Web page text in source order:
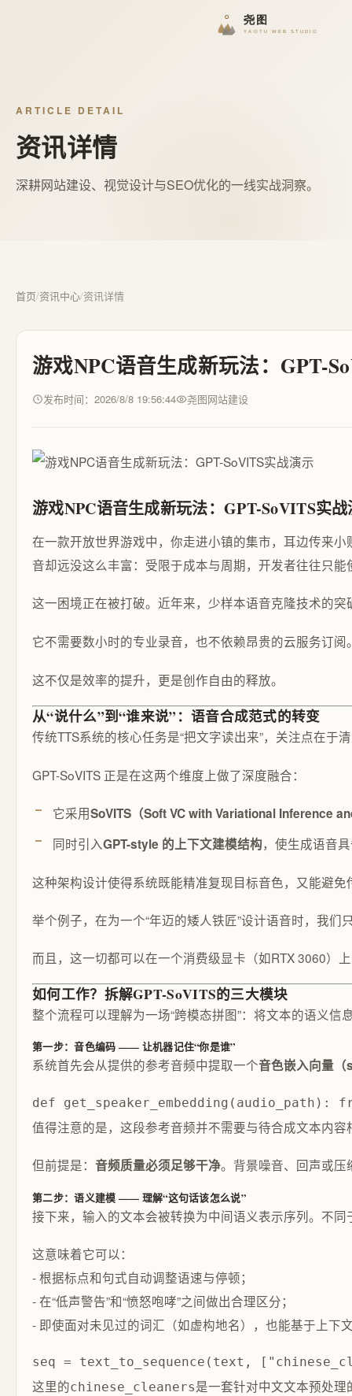
ARTICLE DETAIL
资讯详情
深耕网站建设、视觉设计与SEO优化的一线实战洞察。
首页/资讯中心/资讯详情
游戏NPC语音生成新玩法：GPT-
发布时间：2026/8/8 19:56:44 尧图网站建设
游戏NPC语音生成新玩法：GPT-SoVITS实
在一款开放世界游戏中，你走进小镇的集市，耳边传来
音却远没这么丰富：受限于成本与周期，开发者往往只
这一困境正在被打破。近年来，少样本语音克隆技术的
它不需要数小时的专业录音，也不依赖昂贵的云服务订阅
这不仅是效率的提升，更是创作自由的释放。
从“说什么”到“谁来说”：语音合成范式的转变
传统TTS系统的核心任务是“把文字读出来”，关注点在
GPT-SoVITS 正是在这两个维度上做了深度融合：
它采用SoVITS（Soft VC with Variational Inference
同时引入GPT-style 的上下文建模结构，使生成语音
这种架构设计使得系统既能精准复现目标音色，又能避免
举个例子，在为一个“年迈的矮人铁匠”设计语音时，我
而且，这一切都可以在一个消费级显卡（如RTX 3060）
如何工作？拆解GPT-SoVITS的三大模块
整个流程可以理解为一场“跨模态拼图”：将文本的语义
第一步：音色编码 —— 让机器记住“你是谁”
系统首先会从提供的参考音频中提取一个音色嵌入向量
def
值得注意的是，这段参考音频并不需要与待合成文本内
但前提是： 音频质量必须足够干净。背景噪音、回声或压
第二步：语义建模 —— 理解“这句话该怎么说”
接下来，输入的文本会被转换为中间语义表示序列。不
这意味着它可以：
- 根据标点和句式自动调整语速与停顿；
- 在“低声警告”和“愤怒咆哮”之间做出合理区分；
- 即使面对未见过的词汇（如虚构地名），也能基于上下
seq = text_to_sequence(text,
这里的chinese_cleaners是一套针对中文文本预处